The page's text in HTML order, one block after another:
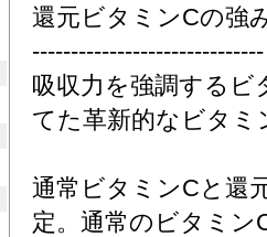
還元ビタミンCの強
------------------------------
吸収力を強調するビ
てた革新的なビタミ
通常ビタミンCと還
定。通常のビタミン